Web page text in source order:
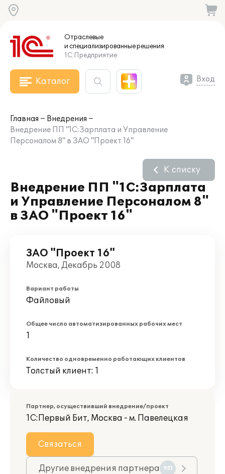
Отраслевые
и специализированныерешения
1С:Предприятие
Каталог Вход
Главная
Внедрения
Внедрение ПП "1С:Зарплата и Управление
Персоналом 8" в ЗАО "Проект 16"
Внедрение ПП "1С:Зарплата
и Управление Персоналом 8"
в ЗАО "Проект 16"
К списку
ЗАО "Проект 16"
Москва, Декабрь 2008
Вариант работы
Файловый
Общее число автоматизированных рабочих мест
1
Количество одновременно работающих клиентов
Толстый клиент: 1
Партнер, осуществивший внедрение/проект
1С:Первый Бит, Москва - м. Павелецкая
Связаться
Другие внедрения партнера 951